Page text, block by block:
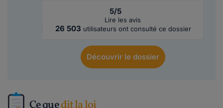
5/5
Lire les avis
26 503 utilisateurs ont consulté ce dossier
Découvrirle dossier